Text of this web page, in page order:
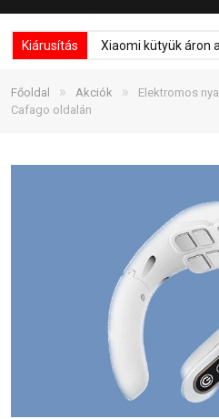
Kiárusítás Xiaomi kütyük áron
Főoldal » Akciók »
Elektromos
Cafago oldalán